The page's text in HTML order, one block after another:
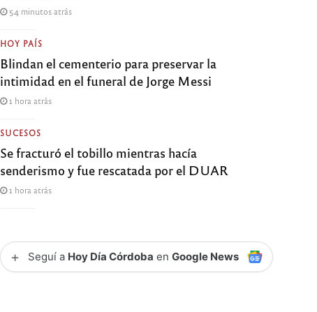
54 minutos atrás
HOY PAÍS
Blindan el cementerio para preservar la
intimidad en el funeral de Jorge Messi
1 hora atrás
SUCESOS
Se fracturó el tobillo mientras hacía
senderismo y fue rescatada por el DUAR
1 hora atrás
+ Seguí a Hoy Día Córdoba enGoogle News